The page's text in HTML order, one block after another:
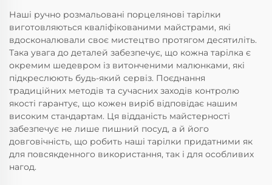
Наші ручно розмальовані порцелянові тарілки
виготовляються кваліфікованими майстрами, які
вдосконалювали своє мистецтво протягом десятиліть.
Така увага до деталей забезпечує, що кожна тарілка є
окремим шедевром із витонченими малюнками, які
підкреслюють будь-який сервіз. Поєднання
традиційних методів та сучасних заходів контролю
якості гарантує, що кожен виріб відповідає нашим
високим стандартам. Ця відданість майстерності
забезпечує не лише пишний посуд, а й його
довговічність, що робить наші тарілки придатними як
для повсякденного використання, так і для особливих
нагод.